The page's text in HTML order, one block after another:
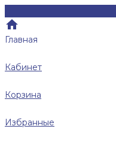
Главная
Кабинет
Корзина
Избранные